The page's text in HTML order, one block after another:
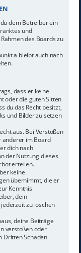
dem Betreiber ein
und
des Boards zu
a bleibt auch nach
dass er keine
oder die guten Sitten
du das Recht besitzt,
und Bilder zu setzen
aus. Bei Verstößen
anderer im Board
dich nach
der Nutzung dieses
erteilen.
keine
übernimmt, die er
Kenntnis
dein
zu löschen
deine Beiträge
verstoßen oder
Dritten Schaden